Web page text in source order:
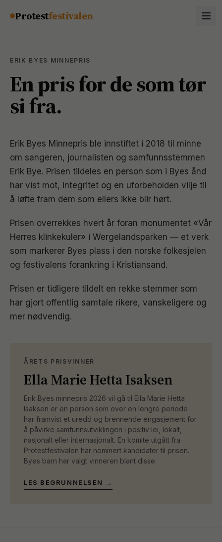
Hopp til innhold
Protestfestivalen
ERIK BYES MINNEPRIS
En pris for de som tør
si fra.
Erik Byes Minnepris ble innstiftet i 2018 til minne
om sangeren, journalisten og samfunnsstemmen
Erik Bye. Prisen tildeles en person som i Byes ånd
har vist mot, integritet og en uforbeholden vilje til
å løfte fram dem som ellers ikke blir hørt.
Prisen overrekkes hvert år foran monumentet «Vår
Herres klinkekuler» i Wergelandsparken — et verk
som markerer Byes plass i den norske folkesjelen
og festivalens forankring i Kristiansand.
Prisen er tidligere tildelt en rekke stemmer som
har gjort offentlig samtale rikere, vanskeligere og
mer nødvendig.
ÅRETS PRISVINNER
Ella Marie Hetta Isaksen
Erik Byes minnepris 2026 vil gå til Ella Marie Hetta
Isaksen er en person som over en lengre periode
har framvist et uredd og brennende engasjement for
å påvirke samfunnsutviklingen i positiv lei, lokalt,
nasjonalt eller internasjonalt. En komite utgått fra
Protestfestivalen har nominert kandidater til prisen.
Byes barn har valgt vinneren blant disse.
LES BEGRUNNELSEN →